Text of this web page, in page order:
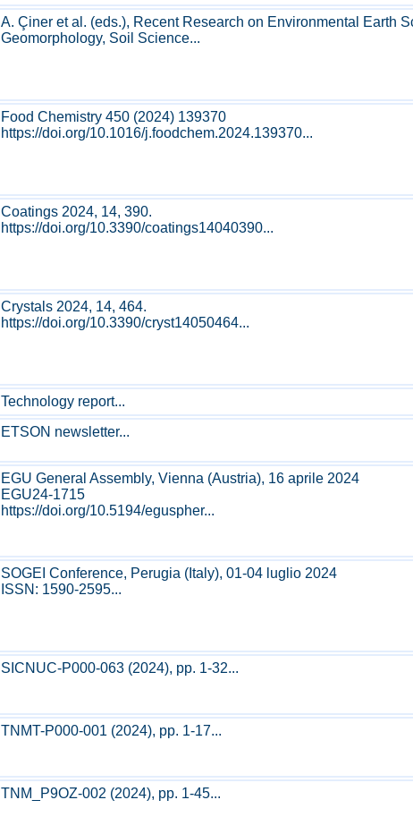
A. Çiner et al. (eds.), Recent Research on Environmental Earth
Geomorphology, Soil Science...
Food Chemistry 450 (2024) 139370
https://doi.org/10.1016/j.foodchem.2024.139370...
Coatings 2024, 14, 390.
https://doi.org/10.3390/coatings14040390...
Crystals 2024, 14, 464.
https://doi.org/10.3390/cryst14050464...
Technology report...
ETSON newsletter...
EGU General Assembly, Vienna (Austria), 16 aprile 2024
EGU24-1715
https://doi.org/10.5194/eguspher...
SOGEI Conference, Perugia (Italy), 01-04 luglio 2024
ISSN: 1590-2595...
SICNUC-P000-063 (2024), pp. 1-32...
TNMT-P000-001 (2024), pp. 1-17...
TNM_P9OZ-002 (2024), pp. 1-45...